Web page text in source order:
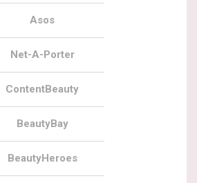
Asos
Net-A-Porter
ContentBeauty
BeautyBay
BeautyHeroes